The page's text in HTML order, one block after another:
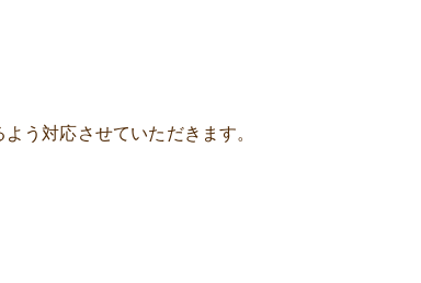
う対応させていただきます。